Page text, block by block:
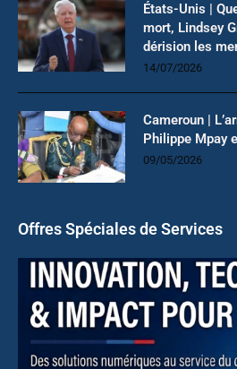
États-Unis |
mort, Lindsey
dérision les
14/07/2026
Cameroun |
Philippe Mpay
09/05/2026
Offres Spéciales de Services